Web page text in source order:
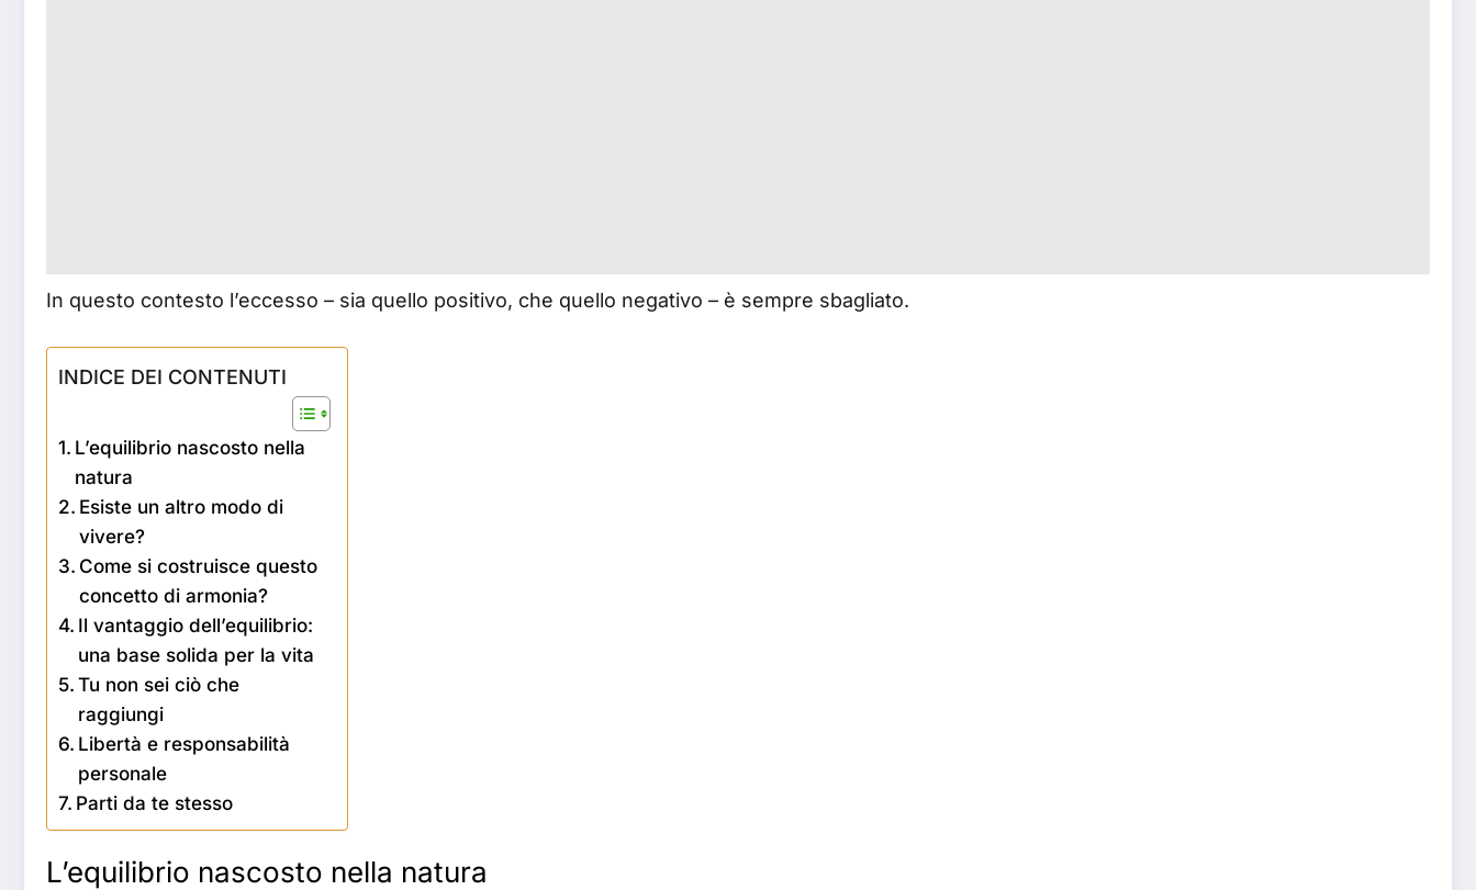
In questo contesto l’eccesso – sia quello positivo, che quello negativo – è sempre sbagliato.
INDICE DEI CONTENUTI
L’equilibrio nascosto nella
natura
Esiste un altro modo di
vivere?
Come si costruisce questo
concetto di armonia?
Il vantaggio dell’equilibrio:
una base solida per la vita
Tu non sei ciò che
raggiungi
Libertà e responsabilità
personale
Parti da te stesso
L’equilibrio nascosto nella natura